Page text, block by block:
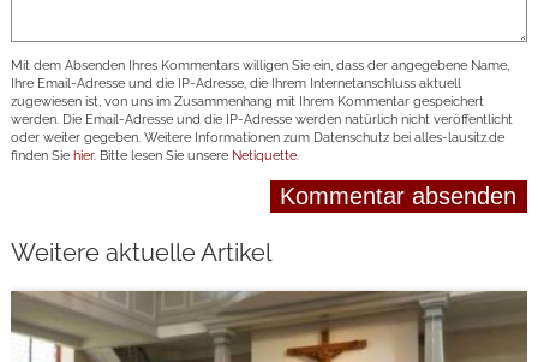
Mit dem Absenden Ihres Kommentars willigen Sie ein, dass der angegebene Name,
Ihre Email-Adresse und die IP-Adresse, die Ihrem Internetanschluss aktuell
zugewiesen ist, von uns im Zusammenhang mit Ihrem Kommentar gespeichert
werden. Die Email-Adresse und die IP-Adresse werden natürlich nicht veröffentlicht
oder weiter gegeben. Weitere Informationen zum Datenschutz bei alles-lausitz.de
finden Sie hier. Bitte lesen Sie unsere Netiquette.
Weitere aktuelle Artikel
weiterlesen